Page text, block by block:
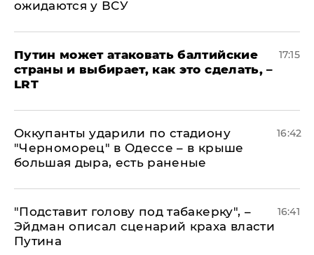
ожидаются у ВСУ
Путин может атаковать балтийские
страны и выбирает, как это сделать, –
LRT
17:15
Оккупанты ударили по стадиону
"Черноморец" в Одессе – в крыше
большая дыра, есть раненые
16:42
​"Подставит голову под табакерку", –
Эйдман описал сценарий краха власти
Путина
16:41